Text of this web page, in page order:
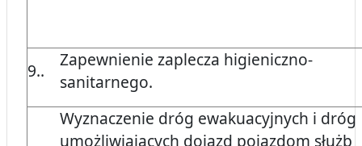
9..
Zapewnienie zaplecza higieniczno-
sanitarnego.
Wyznaczenie dróg ewakuacyjnych i dróg
umożliwiających dojazd pojazdom służb